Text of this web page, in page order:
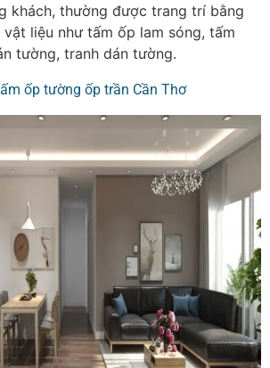
khách, thường được trang trí bằng
liệu như tấm ốp lam sóng, tấm
tường, tranh dán tường.
ốp tường ốp trần Cần Thơ